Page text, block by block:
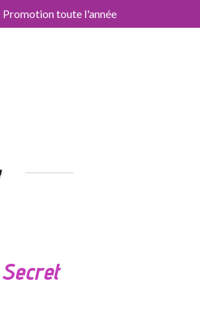
Promotion toute l'année